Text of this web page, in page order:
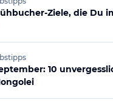
Ziele, die Du
10